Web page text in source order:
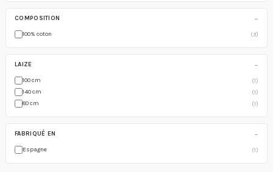
COMPOSITION −
100% coton (3)
LAIZE −
100 cm (1)
140 cm (1)
80 cm (1)
FABRIQUÉ EN −
Espagne (1)